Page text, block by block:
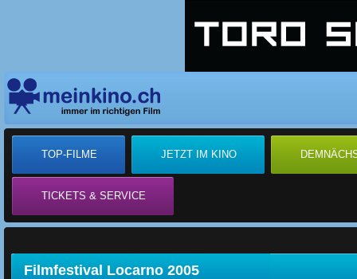
TOP-FILME JETZT IM KINO
TICKETS & SERVICE
Filmfestival Locarno 2005